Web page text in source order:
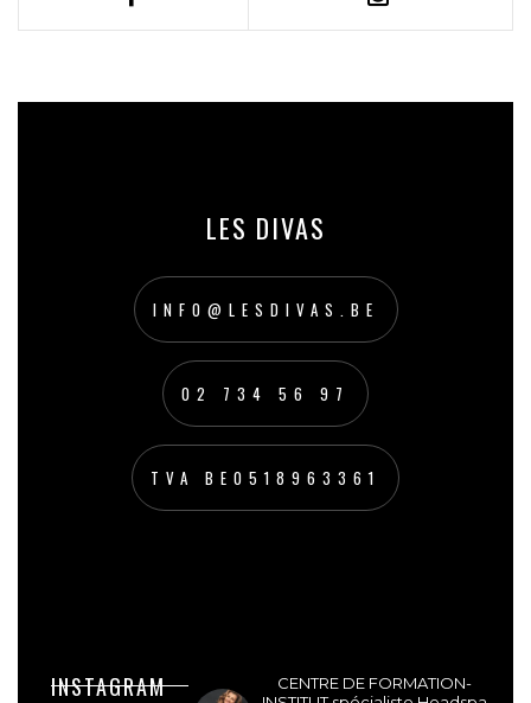
LES DIVAS
INFO@LESDIVAS.BE
02 734 56 97
TVA BE0518963361
INSTAGRAM
CENTRE DE FORMATION-